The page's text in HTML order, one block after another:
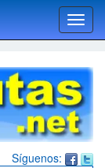
Síguenos: